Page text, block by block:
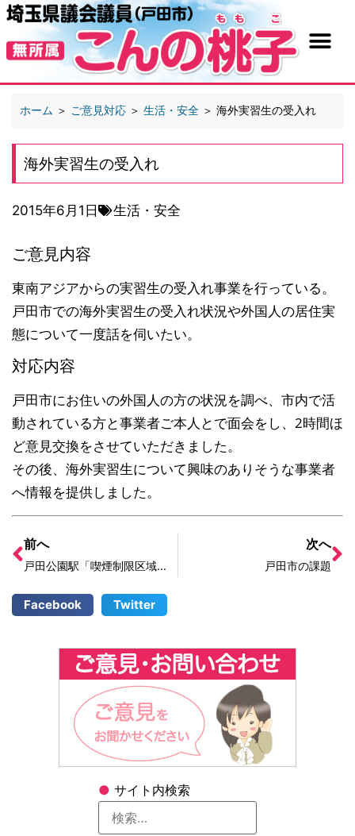
● サイト内検索
ホーム ＞ ご意見対応 ＞ 生活・安全 ＞ 海外実習生の受入れ
海外実習生の受入れ
2015年6月1日 生活・安全
ご意見内容
東南アジアからの実習生の受入れ事業を行っている。
戸田市での海外実習生の受入れ状況や外国人の居住実
態について一度話を伺いたい。
対応内容
戸田市にお住いの外国人の方の状況を調べ、市内で活
動されている方と事業者ご本人とで面会をし、2時間ほ
ど意見交換をさせていただきました。
その後、海外実習生について興味のありそうな事業者
へ情報を提供しました。
前へ
戸田公園駅「喫煙制限区域」スタンプ掲示へ
次へ
戸田市の課題
Facebook Twitter